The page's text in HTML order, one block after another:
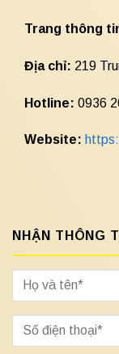
Trang thông
Địa chỉ: 219
Hotline: 0936
Website:
NHẬN THÔNG